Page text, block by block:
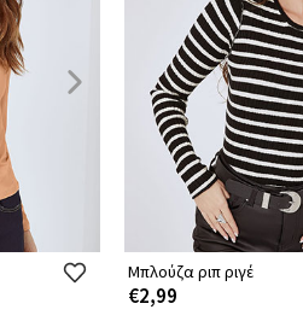
Μπλούζα ριπ ριγέ
€2,99